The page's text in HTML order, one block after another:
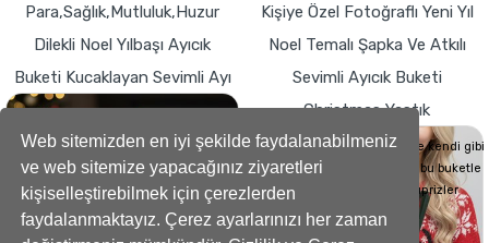
Web sitemizden en iyi şekilde faydalanabilmeniz
ve web sitemize yapacağınız ziyaretleri
kişiselleştirebilmek için çerezlerden
faydalanmaktayız. Çerez ayarlarınızı her zaman
Para,Sağlık,Mutluluk,Huzur
Dilekli Noel Yılbaşı Ayıcık
Buketi Kucaklayan Sevimli Ayı
hediyeye dönüşse böyle görünürdü!
Kişiye Özel Fotoğraflı Yeni Yıl
Noel Temalı Şapka Ve Atkılı
Sevimli Ayıcık Buketi
Christmas Yastık
Sevdiklerinizin Kalplerini de kendi gibi
yumuşacık hale getirecek bu buketle
sevdiklerinize küçük süprizler